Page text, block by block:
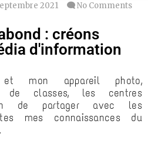
2021 No Comments
: créons
d'information
mon appareil photo,
de classes, les centres
de partager avec les
mes connaissances du